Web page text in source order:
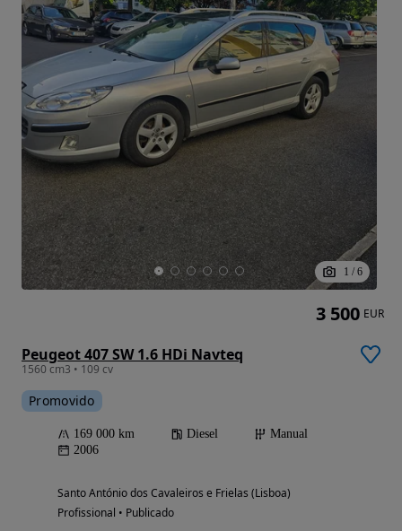
1 / 6
Peugeot 407 SW 1.6 HDi Navteq
1560 cm3 • 109 cv
Promovido
169 000 km Diesel
Manual
2006
Santo António dos Cavaleiros e Frielas (Lisboa)
Profissional • Publicado
3 500 EUR